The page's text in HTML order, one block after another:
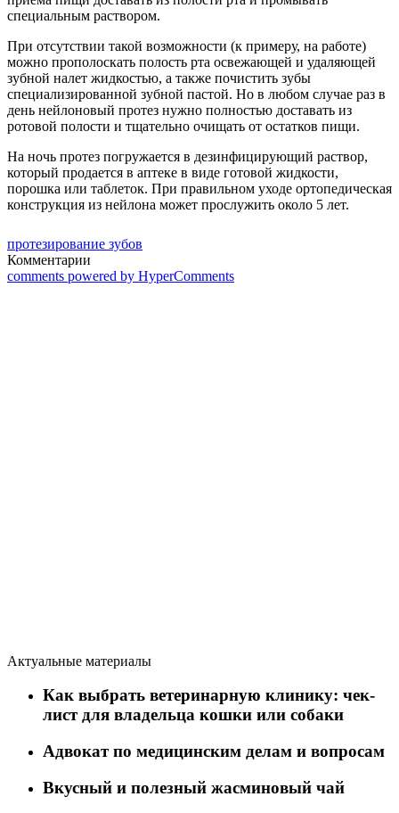
специальным раствором.
При отсутствии такой возможности (к примеру, на работе)
можно прополоскать полость рта освежающей и удаляющей
зубной налет жидкостью, а также почистить зубы
специализированной зубной пастой. Но в любом случае раз в
день нейлоновый протез нужно полностью доставать из
ротовой полости и тщательно очищать от остатков пищи.
На ночь протез погружается в дезинфицирующий раствор,
который продается в аптеке в виде готовой жидкости,
порошка или таблеток. При правильном уходе ортопедическая
конструкция из нейлона может прослужить около 5 лет.
протезирование зубов
Комментарии
comments powered by HyperComments
Актуальные материалы
Как выбрать ветеринарную клинику: чек-
лист для владельца кошки или собаки
Адвокат по медицинским делам и вопросам
Вкусный и полезный жасминовый чай